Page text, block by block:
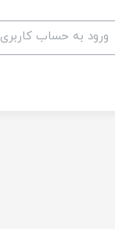
ورود به حساب کاربری